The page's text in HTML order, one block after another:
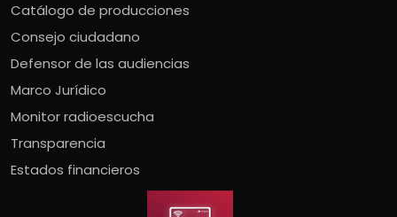
Catálogo de producciones
Consejo ciudadano
Defensor de las audiencias
Marco Jurídico
Monitor radioescucha
Transparencia
Estados financieros